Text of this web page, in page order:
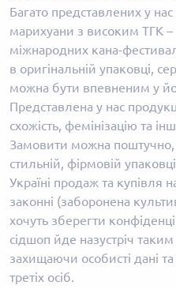
Багато представлених у
марихуани з високим ТГК –
міжнародних кана-
в оригінальній упаковці,
можна бути впевненим у
Представлена у нас
схожість, фемінізацію та
Замовити можна
стильній, фірмовій
Україні продаж та купівля
законні (заборонена
хочуть зберегти
сідшоп йде назустріч
захищаючи особисті дані
третіх осіб.